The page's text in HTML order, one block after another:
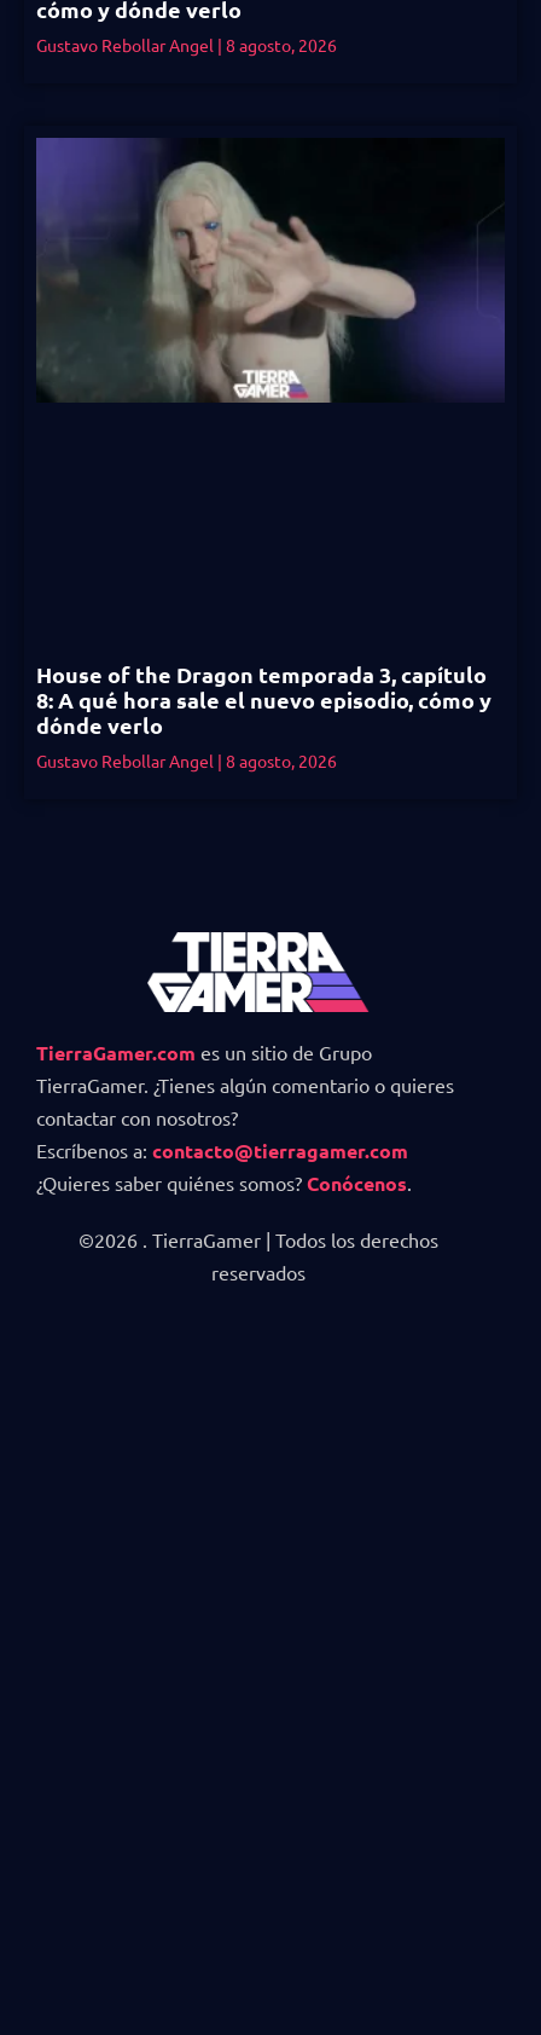
cómo y dónde verlo
Gustavo Rebollar Angel 8 agosto, 2026
House of the Dragon temporada 3, capítulo
8: A qué hora sale el nuevo episodio, cómo y
dónde verlo
Gustavo Rebollar Angel 8 agosto, 2026
TierraGamer.com es un sitio de Grupo
TierraGamer. ¿Tienes algún comentario o quieres
contactar con nosotros?
Escríbenos a: contacto@tierragamer.com
¿Quieres saber quiénes somos? Conócenos.
©2026 . TierraGamer | Todos los derechos
reservados